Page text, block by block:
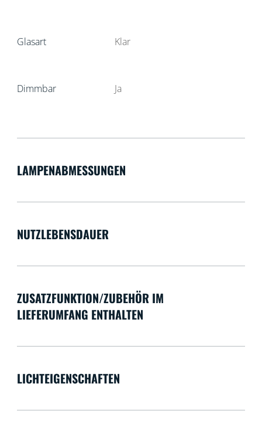
Glasart Klar
Dimmbar Ja
LAMPENABMESSUNGEN
NUTZLEBENSDAUER
ZUSATZFUNKTION/ZUBEHÖR IM
LIEFERUMFANG ENTHALTEN
LICHTEIGENSCHAFTEN